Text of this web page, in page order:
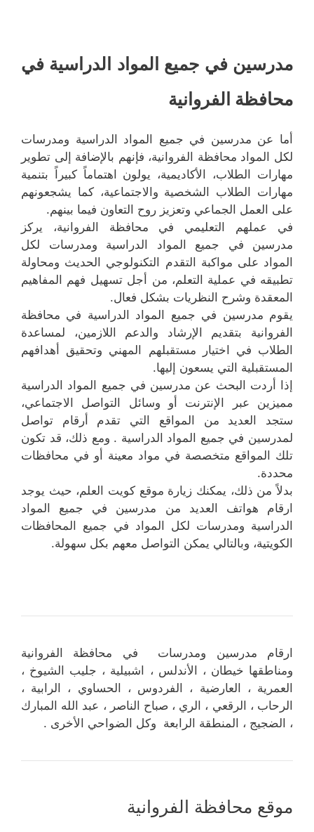
مدرسين في جميع المواد الدراسية في
محافظة الفروانية
أما عن مدرسين في جميع المواد الدراسية ومدرسات
لكل المواد محافظة الفروانية، فإنهم بالإضافة إلى تطوير
مهارات الطلاب، الأكاديمية، يولون اهتماماً كبيراً بتنمية
مهارات الطلاب الشخصية والاجتماعية، كما يشجعونهم
على العمل الجماعي وتعزيز روح التعاون فيما بينهم.
في عملهم التعليمي في محافظة الفروانية، يركز
مدرسين في جميع المواد الدراسية ومدرسات لكل
المواد على مواكبة التقدم التكنولوجي الحديث ومحاولة
تطبيقه في عملية التعلم، من أجل تسهيل فهم المفاهيم
المعقدة وشرح النظريات بشكل فعال.
يقوم مدرسين في جميع المواد الدراسية في محافظة
الفروانية بتقديم الإرشاد والدعم اللازمين، لمساعدة
الطلاب في اختيار مستقبلهم المهني وتحقيق أهدافهم
المستقبلية التي يسعون إليها.
إذا أردت البحث عن مدرسين في جميع المواد الدراسية
مميزين عبر الإنترنت أو وسائل التواصل الاجتماعي،
ستجد العديد من المواقع التي تقدم أرقام تواصل
لمدرسين في جميع المواد الدراسية . ومع ذلك، قد تكون
تلك المواقع متخصصة في مواد معينة أو في محافظات
محددة.
بدلاً من ذلك، يمكنك زيارة موقع كويت العلم، حيث يوجد
ارقام هواتف العديد من مدرسين في جميع المواد
الدراسية ومدرسات لكل المواد في جميع المحافظات
الكويتية، وبالتالي يمكن التواصل معهم بكل سهولة.
ارقام مدرسين ومدرسات في محافظة الفروانية
ومناطقها خيطان ، الأندلس ، اشبيلية ، جليب الشيوخ ،
العمرية ، العارضية ، الفردوس ، الحساوي ، الرابية ،
الرحاب ، الرقعي ، الري ، صباح الناصر ، عبد الله المبارك
، الضجيج ، المنطقة الرابعة وكل الضواحي الأخرى .
موقع محافظة الفروانية